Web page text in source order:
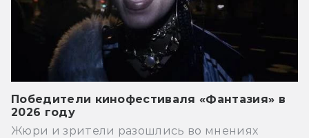
Победители кинофестиваля «Фантазия» в
2026 году
Жюри и зрители разошлись во мнениях